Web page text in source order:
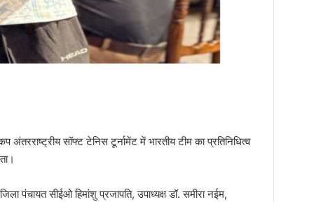
सॉफ्ट टेनिस टूर्नामेंट में भारतीय टीम का प्रतिनिधित्व
पंचायत सीईओ हिमांशु प्रजापति, उपाध्यक्ष डॉ. समीरा नईम,